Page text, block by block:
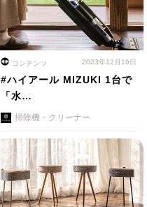
コンテンツ 2023年12月16日
#ハイアール MIZUKI 1台で
「水…
掃除機・クリーナー